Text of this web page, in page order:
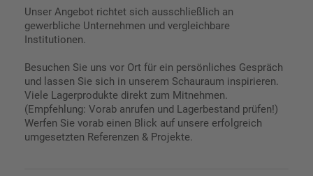
Unser Angebot richtet sich ausschließlich an
gewerbliche Unternehmen und vergleichbare
Institutionen.
Besuchen Sie uns vor Ort für ein persönliches Gespräch
und lassen Sie sich in unserem Schauraum inspirieren.
Viele Lagerprodukte direkt zum Mitnehmen.
(Empfehlung: Vorab anrufen und Lagerbestand prüfen!)
Werfen Sie vorab einen Blick auf unsere erfolgreich
umgesetzten Referenzen & Projekte.